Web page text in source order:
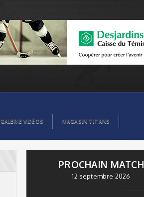
GALERIE VIDÉOS MAGASIN TITANS
PROCHAIN MATCH
12 septembre 2026